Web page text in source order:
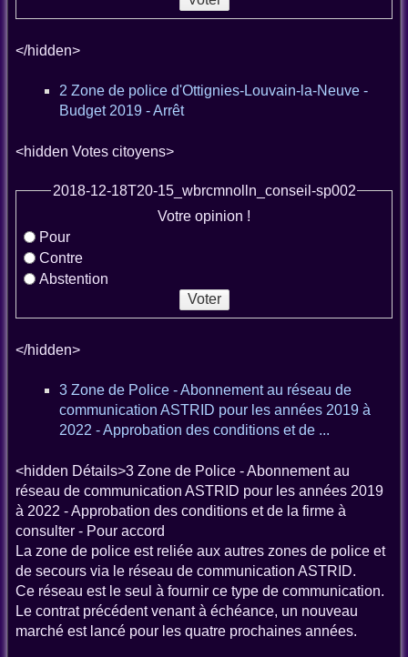
</hidden>
2 Zone de police d'Ottignies-Louvain-la-Neuve -
Budget 2019 - Arrêt
<hidden Votes citoyens>
2018-12-18T20-15_wbrcmnolln_conseil-sp002
Votre opinion !
Pour
Contre
Abstention
</hidden>
3 Zone de Police - Abonnement au réseau de
communication ASTRID pour les années 2019 à
2022 - Approbation des conditions et de ...
<hidden Détails>3 Zone de Police - Abonnement au
réseau de communication ASTRID pour les années 2019
à 2022 - Approbation des conditions et de la firme à
consulter - Pour accord
La zone de police est reliée aux autres zones de police et
de secours via le réseau de communication ASTRID.
Ce réseau est le seul à fournir ce type de communication.
Le contrat précédent venant à échéance, un nouveau
marché est lancé pour les quatre prochaines années.